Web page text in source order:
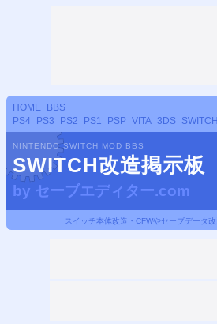
HOME
BBS
PS4
PS3 PS2 PS1 PSP VITA 3DS SWITCH
NINTENDO SWITCH MOD BBS
SWITCH改造掲示板
by セーブエディター.com
スイッチ本体改造・CFWやセーブデータ